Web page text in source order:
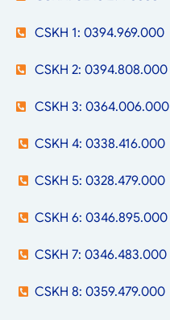
CSKH 1: 0394.969.000
CSKH 2: 0394.808.000
CSKH 3: 0364.006.000
CSKH 4: 0338.416.000
CSKH 5: 0328.479.000
CSKH 6: 0346.895.000
CSKH 7: 0346.483.000
CSKH 8: 0359.479.000